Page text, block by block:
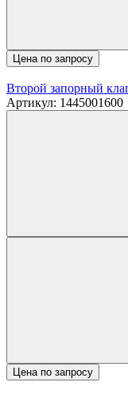
Цена по запросу
Второй запорный
Артикул: 1445001600
Цена по запросу